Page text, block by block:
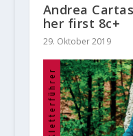
Andrea
her first 8c+
29. Oktober 2019